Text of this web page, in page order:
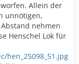
Allein der
unnötigen,
nehmen
Henschel Lok für
hen_25098_51.jpg